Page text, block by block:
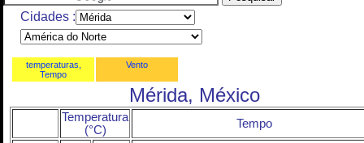
Cidades :
temperaturas,
Tempo
Vento
Mérida, México
Temperatura
(°C)
Tempo